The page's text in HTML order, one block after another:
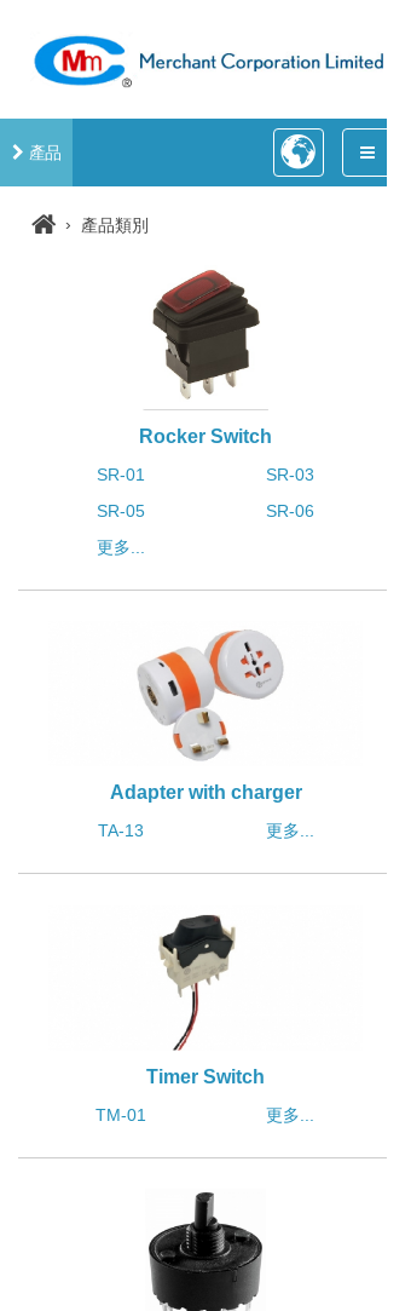
產品
› 產品類別
Rocker Switch
SR-01
SR-03
SR-05
SR-06
更多...
Adapter with charger
TA-13 更多...
Timer Switch
TM-01 更多...